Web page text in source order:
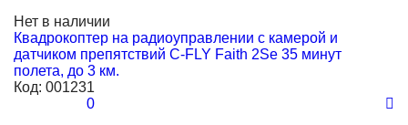
Нет в наличии
Квадрокоптер на радиоуправлении с камерой и
датчиком препятствий C-FLY Faith 2Se 35 минут
полета, до 3 км.
Код: 001231
0